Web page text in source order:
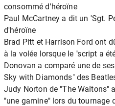
consommé d'héroïne
Paul McCartney a dit un 'Sgt.
d'héroïne
Brad Pitt et Harrison Ford ont
à la volée lorsque le "script a
Donovan a comparé une de
Sky with Diamonds" des
Judy Norton de "The Waltons"
"une gamine" lors du tournage